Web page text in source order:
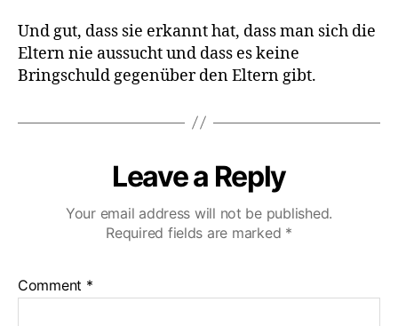
Und gut, dass sie erkannt hat, dass man sich die
Eltern nie aussucht und dass es keine
Bringschuld gegenüber den Eltern gibt.
Leave a Reply
Your email address will not be published.
Required fields are marked *
Comment *